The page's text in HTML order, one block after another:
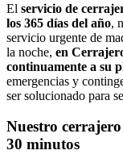
El servicio de
los 365 días del año,
servicio urgente de
la noche, en
continuamente a su
emergencias y
ser solucionado para
Nuestro
30 minutos